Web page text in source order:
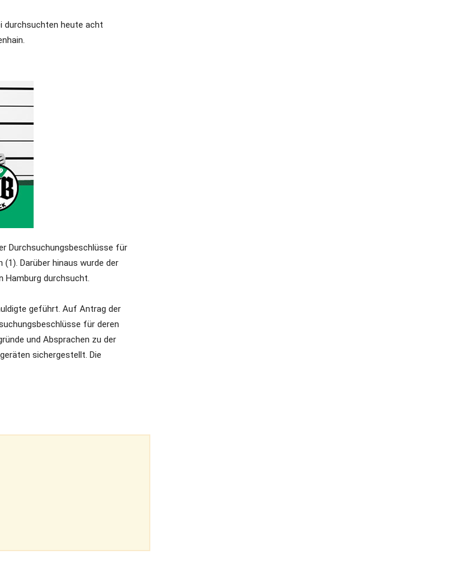
durchsuchten heute acht
Durchsuchungsbeschlüsse für
Darüber hinaus wurde der
Hamburg durchsucht.
geführt. Auf Antrag der
für deren
und Absprachen zu der
sichergestellt. Die